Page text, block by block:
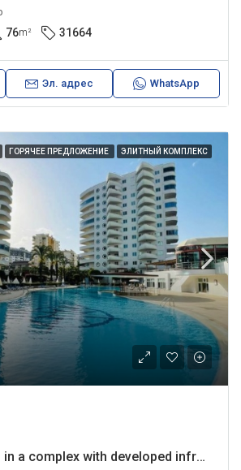
76m² 31664
Эл. адрес WhatsApp
ГОРЯЧЕЕ ПРЕДЛОЖЕНИЕ ЭЛИТНЫЙ КОМПЛЕКС
2+1 apartments in a complex with developed infrastructure